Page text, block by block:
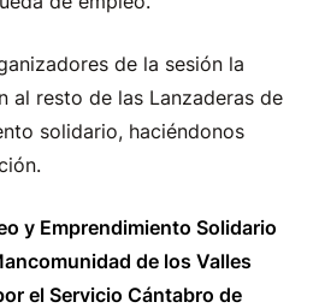
de la sesión la
al resto de las Lanzaderas de
solidario, haciéndonos
y Emprendimiento Solidario
de los Valles
el Servicio Cántabro de